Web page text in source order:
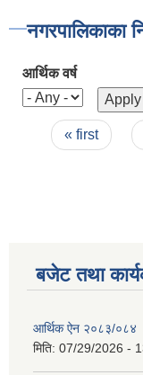
नगरपालिकाका
आर्थिक वर्ष
Pages
« first
बजेट तथा
आर्थिक ऐन २०८३/०८४
मिति: 07/29/2026 -